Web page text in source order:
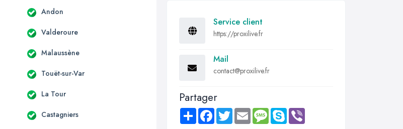
Andon
Valderoure
Malaussène
Touët-sur-Var
La Tour
Castagniers
Service client
https://proxilive.fr
Mail
contact@proxilive.fr
Partager
Share FacebookTwitter Email MessageSkype